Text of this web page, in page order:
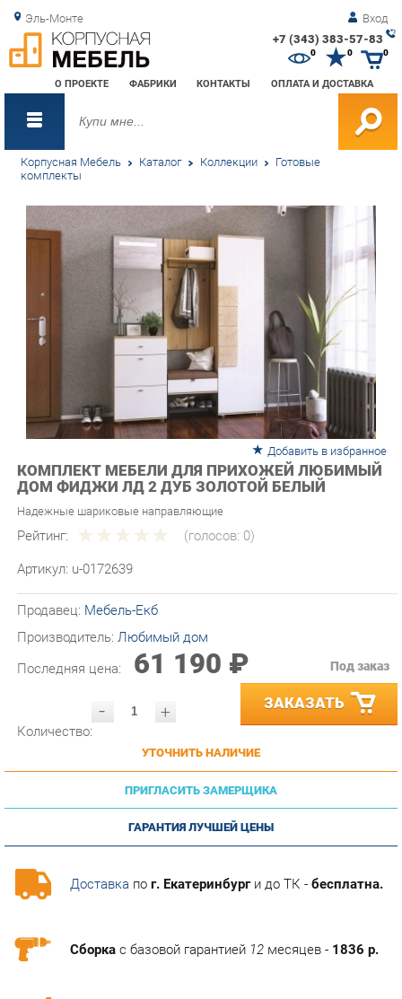
Эль-Монте Вход
+7 (343) 383-57-83
О ПРОЕКТЕ ФАБРИКИ КОНТАКТЫ ОПЛАТА И ДОСТАВКА
0 0
Корпусная Мебель Каталог Коллекции Готовые
комплекты
Добавить в избранное
КОМПЛЕКТ МЕБЕЛИ ДЛЯ ПРИХОЖЕЙ ЛЮБИМЫЙ
ДОМ ФИДЖИ ЛД 2 ДУБ ЗОЛОТОЙ БЕЛЫЙ
Надежные шариковые направляющие
Рейтинг: (голосов:
u-0172639
Производитель:Любимый дом
Последняя цена: 61 190 ₽
- ЗАКАЗАТЬ
УТОЧНИТЬ НАЛИЧИЕ
ПРИГЛАСИТЬ ЗАМЕРЩИКА
ГАРАНТИЯ ЛУЧШЕЙ ЦЕНЫ
Доставкапог. Екатеринбурги до ТК -бесплатна.